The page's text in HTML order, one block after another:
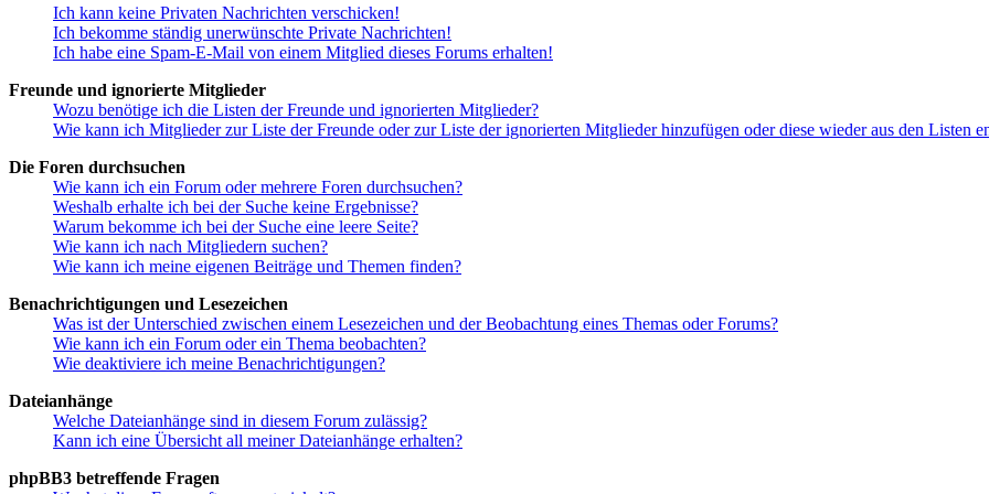
Ich kann keine Privaten Nachrichten verschicken!
Ich bekomme ständig unerwünschte Private Nachrichten!
Ich habe eine Spam-E-Mail von einem Mitglied dieses Forums erhalten!
Freunde und ignorierte Mitglieder
Wozu benötige ich die Listen der Freunde und ignorierten Mitglieder?
Wie kann ich Mitglieder zur Liste der Freunde oder zur Liste der ignorierten Mitglieder hinzufügen oder diese wieder aus den Listen
Die Foren durchsuchen
Wie kann ich ein Forum oder mehrere Foren durchsuchen?
Weshalb erhalte ich bei der Suche keine Ergebnisse?
Warum bekomme ich bei der Suche eine leere Seite?
Wie kann ich nach Mitgliedern suchen?
Wie kann ich meine eigenen Beiträge und Themen finden?
Benachrichtigungen und Lesezeichen
Was ist der Unterschied zwischen einem Lesezeichen und der Beobachtung eines Themas oder Forums?
Wie kann ich ein Forum oder ein Thema beobachten?
Wie deaktiviere ich meine Benachrichtigungen?
Dateianhänge
Welche Dateianhänge sind in diesem Forum zulässig?
Kann ich eine Übersicht all meiner Dateianhänge erhalten?
phpBB3 betreffende Fragen